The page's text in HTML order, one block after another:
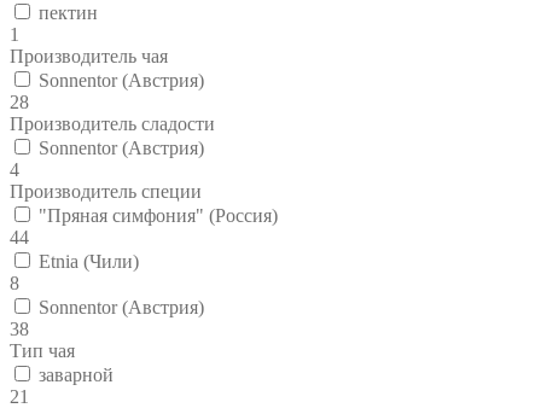
пектин
1
Производитель чая
Sonnentor (Австрия)
28
Производитель сладости
Sonnentor (Австрия)
4
Производитель специи
"Пряная симфония" (Россия)
44
Etnia (Чили)
8
Sonnentor (Австрия)
38
Тип чая
заварной
21